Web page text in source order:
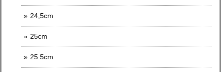
24,5cm
25cm
25.5cm